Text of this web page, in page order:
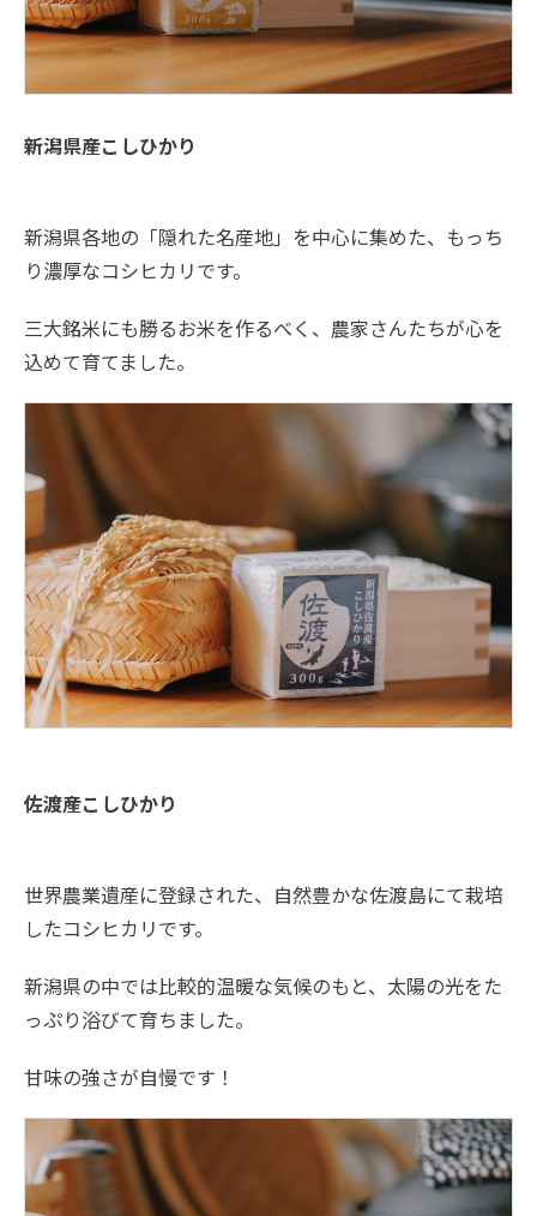
新潟県産こしひかり
新潟県各地の「隠れた名産地」を中心に集めた、もっち
り濃厚なコシヒカリです。
三大銘米にも勝るお米を作るべく、農家さんたちが心を
込めて育てました。
佐渡産こしひかり
世界農業遺産に登録された、自然豊かな佐渡島にて栽培
したコシヒカリです。
新潟県の中では比較的温暖な気候のもと、太陽の光をた
っぷり浴びて育ちました。
甘味の強さが自慢です！